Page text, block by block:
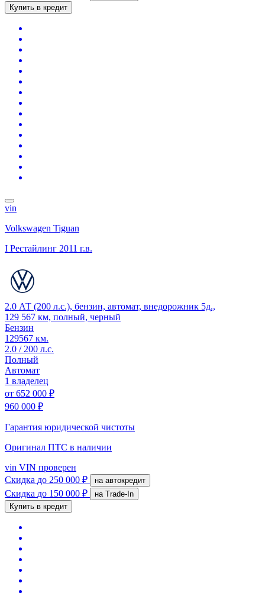
Купить в кредит
vin
Volkswagen Tiguan
I Рестайлинг 2011 г.в.
2.0 АТ (200 л.с.), бензин, автомат, внедорожник 5д.,
129 567 км, полный, черный
Бензин
129567 км.
2.0 / 200 л.с.
Полный
Автомат
1 владелец
от 652 000 ₽
960 000 ₽
Гарантия юридической чистоты
Оригинал ПТС в наличии
vin VIN проверен
Скидка до 250 000 ₽ на автокредит
Скидка до 150 000 ₽
на Trade-In
Купить в кредит